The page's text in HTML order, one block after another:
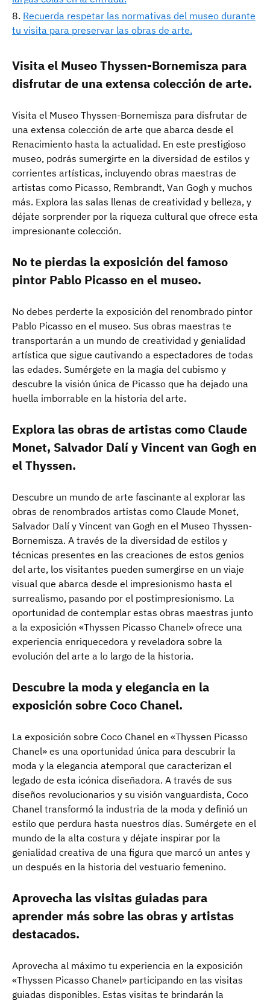
Recuerda respetar las normativas del museo durante
tu visita para preservar las obras de arte.
Visita el Museo Thyssen-Bornemisza para
disfrutar de una extensa colección de arte.
Visita el Museo Thyssen-Bornemisza para disfrutar de
una extensa colección de arte que abarca desde el
Renacimiento hasta la actualidad. En este prestigioso
museo, podrás sumergirte en la diversidad de estilos y
corrientes artísticas, incluyendo obras maestras de
artistas como Picasso, Rembrandt, Van Gogh y muchos
más. Explora las salas llenas de creatividad y belleza, y
déjate sorprender por la riqueza cultural que ofrece esta
impresionante colección.
No te pierdas la exposición del famoso
pintor Pablo Picasso en el museo.
No debes perderte la exposición del renombrado pintor
Pablo Picasso en el museo. Sus obras maestras te
transportarán a un mundo de creatividad y genialidad
artística que sigue cautivando a espectadores de todas
las edades. Sumérgete en la magia del cubismo y
descubre la visión única de Picasso que ha dejado una
huella imborrable en la historia del arte.
Explora las obras de artistas como Claude
Monet, Salvador Dalí y Vincent van Gogh en
el Thyssen.
Descubre un mundo de arte fascinante al explorar las
obras de renombrados artistas como Claude Monet,
Salvador Dalí y Vincent van Gogh en el Museo Thyssen-
Bornemisza. A través de la diversidad de estilos y
técnicas presentes en las creaciones de estos genios
del arte, los visitantes pueden sumergirse en un viaje
visual que abarca desde el impresionismo hasta el
surrealismo, pasando por el postimpresionismo. La
oportunidad de contemplar estas obras maestras junto
a la exposición «Thyssen Picasso Chanel» ofrece una
experiencia enriquecedora y reveladora sobre la
evolución del arte a lo largo de la historia.
Descubre la moda y elegancia en la
exposición sobre Coco Chanel.
La exposición sobre Coco Chanel en «Thyssen Picasso
Chanel» es una oportunidad única para descubrir la
moda y la elegancia atemporal que caracterizan el
legado de esta icónica diseñadora. A través de sus
diseños revolucionarios y su visión vanguardista, Coco
Chanel transformó la industria de la moda y definió un
estilo que perdura hasta nuestros días. Sumérgete en el
mundo de la alta costura y déjate inspirar por la
genialidad creativa de una figura que marcó un antes y
un después en la historia del vestuario femenino.
Aprovecha las visitas guiadas para
aprender más sobre las obras y artistas
destacados.
Aprovecha al máximo tu experiencia en la exposición
«Thyssen Picasso Chanel» participando en las visitas
guiadas disponibles. Estas visitas te brindarán la